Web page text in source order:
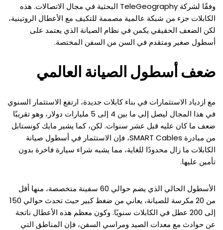
وفقًا لشركة TeleGeography البحثية في مجال الاتصالات. هذه
الكابلات جزء من شبكة عالمية مصممة للتكيف مع الأعطال الروتينية،
لكن الضعف الحقيقي يكمن في نظام الصيانة الذي يعتمد على
أسطول صغير ومتقدم في السن من السفن المختصة.
ضعف أسطول الصيانة العالمي
مع ازدياد الاستثمارات في بناء كابلات جديدة، ارتفع الاستثمار السنوي
في هذا المجال ليصل إلى ما بين 4 إلى 5 مليارات دولار، وهو تقريبًا
ضعف ما كان عليه قبل عشر سنوات. لكن، كما يشير مايك كونستابل
من مبادرة SMART Cables، فإن الاستثمار في أسطول صيانة
الكابلات ما زال محدودًا للغاية، مما يشبه شراء سيارة فاخرة بدون
تأمين عليها.
الأسطول الحالي الذي يضم حوالي 60 سفينة متخصصة، منها أقل
من 20 مكرسة للصيانة، يعاني من ضغط كبير حيث تحدث حوالي 150
إلى 200 عطل في الكابلات سنويًا. وكون معظم هذه الأعطال ناتجة
عن حوادث مع معدات الصيد ومراسي السفن، فإن المناطق التي